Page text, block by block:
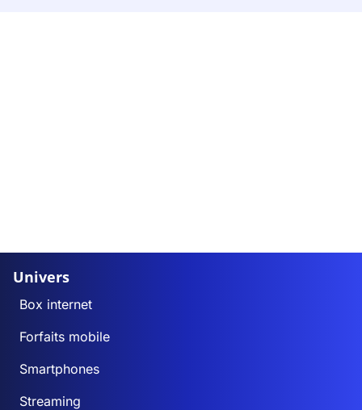
Univers
Box internet
Forfaits mobile
Smartphones
Streaming